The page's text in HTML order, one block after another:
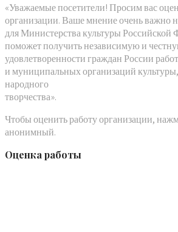
«Уважаемые посетители! Просим вас
организации. Ваше мнение очень важно
для Министерства культуры
поможет получить независимую и
удовлетворенности граждан России
и муниципальных организаций
народного
творчества».
Чтобы оценить работу организации,
анонимный.
Оценка работы